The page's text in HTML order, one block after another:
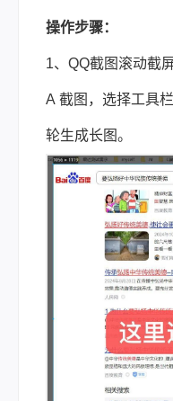
操作步骤：
1、QQ截图滚动截
A 截图，选择工具
轮生成长图。